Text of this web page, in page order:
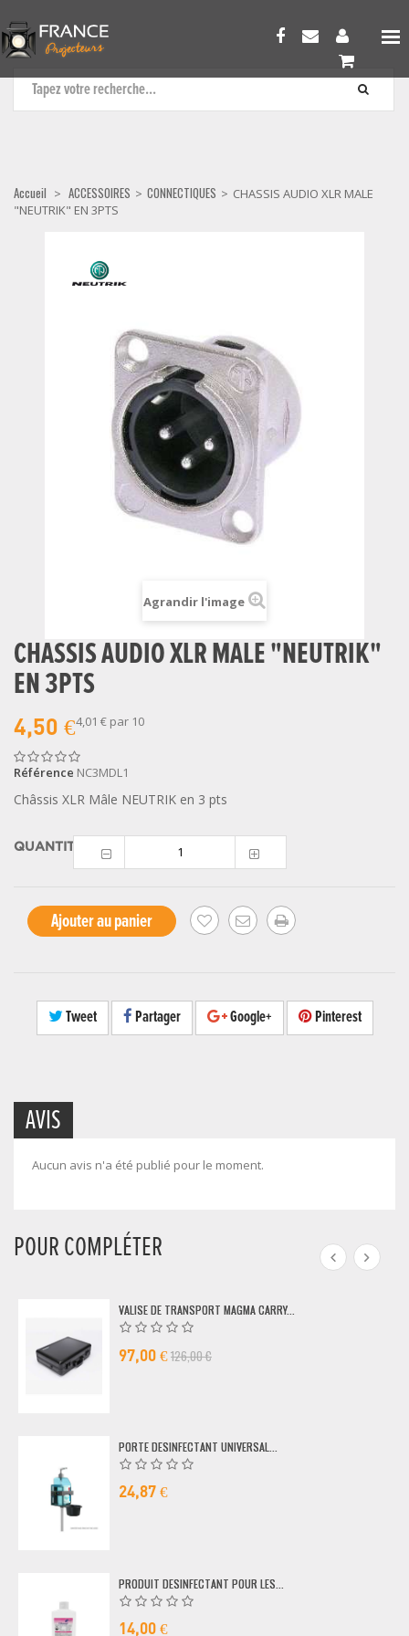
CONNECTIQUES
Accueil > ACCESSOIRES > CONNECTIQUES > CHASSIS AUDIO XLR MALE
"NEUTRIK" EN 3PTS
Agrandir l'image
CHASSIS AUDIO XLR MALE "NEUTRIK"
EN 3PTS
4,50 €4,01 € par 10
Référence NC3MDL1
Châssis XLR Mâle NEUTRIK en 3 pts
QUANTITÉ
Ajouter au panier
Tweet Partager Google+ Pinterest
AVIS
Aucun avis n'a été publié pour le moment.
POUR COMPLÉTER
VALISE DE TRANSPORT MAGMA CARRY...
97,00 €126,00 €
PORTE DESINFECTANT UNIVERSAL...
24,87 €
PRODUIT DESINFECTANT POUR LES...
14,00 €